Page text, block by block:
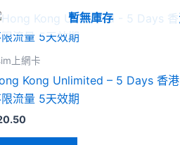
暫無庫存
上網卡
Kong Unlimited – 5 Days 香港
流量 5天效期